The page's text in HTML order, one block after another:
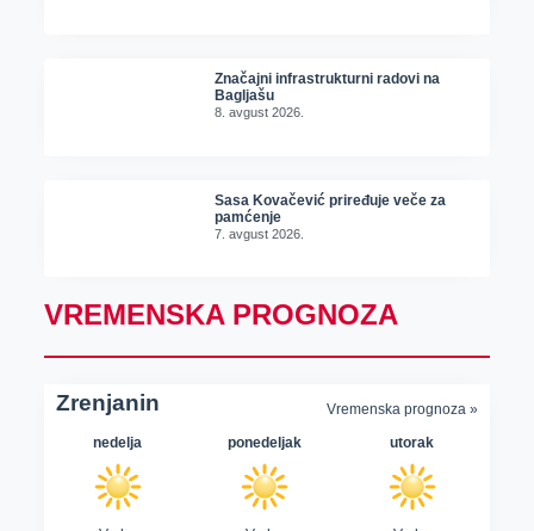
Značajni infrastrukturni radovi na
Bagljašu
8. avgust 2026.
Sasa Kovačević priređuje veče za
pamćenje
7. avgust 2026.
VREMENSKA PROGNOZA